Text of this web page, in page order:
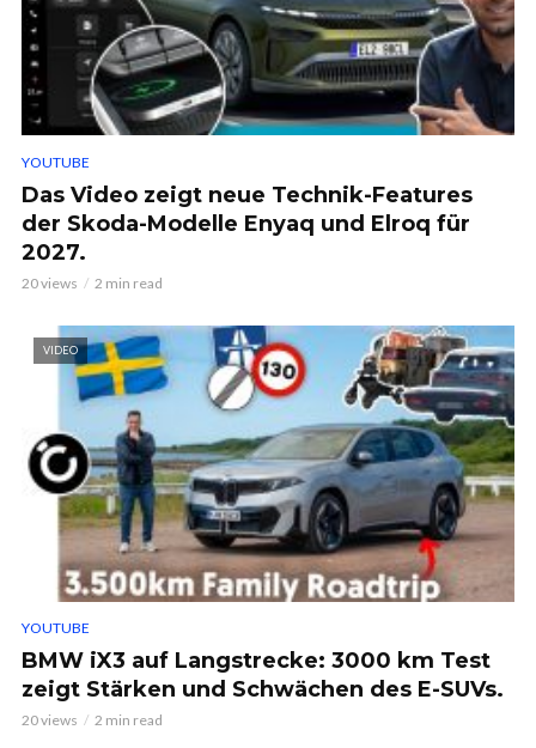
YOUTUBE
Das Video zeigt neue Technik-Features
der Skoda-Modelle Enyaq und Elroq für
2027.
20 views 2 min read
VIDEO
YOUTUBE
BMW iX3 auf Langstrecke: 3000 km Test
zeigt Stärken und Schwächen des E-SUVs.
20 views 2 min read